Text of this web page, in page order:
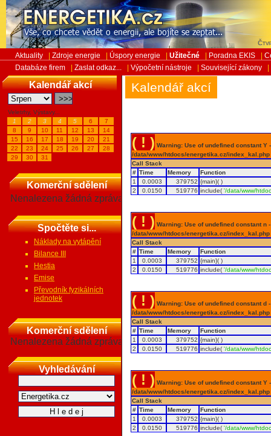
Aktuality Zdroje energie Úspory energie Užitečné Poradna EKIS
Databáze firem
Zaslat odkaz... Výpočetní nástroje Související zákony
Kalendář akcí
Veletrhy, Výstavy...
1
2 3 4 5 6
7
8
9 10 11 12 13
14
15
16 17 18 19 20
21
22
23 24 25 26 27
28
29
30 31
Komerční sdělení
Nenalezena žádná zpráva
Spočtěte si...
Náklady na vytápění
Bilance III
Hestia
Emise
Převodník fyzikálních
jednotek
Komerční sdělení
Nenalezena žádná zpráva
Vyhledávání
Kalendář akcí
( ! ) Warning: Use of undefined constant
/data/www/htdocs/energetika.cz/
Call Stack
# Time Memory
Function
1
0.0003 379752 {main}( )
2
0.0150 519776 include('/data/www/
( ! ) Warning: Use of undefined constant
/data/www/htdocs/energetika.cz/
Call Stack
# Time Memory
Function
1
0.0003 379752 {main}( )
2
0.0150 519776 include('/data/www/
( ! ) Warning: Use of undefined constant
/data/www/htdocs/energetika.cz/
Call Stack
# Time Memory
Function
1
0.0003 379752 {main}( )
2
0.0150 519776 include('/data/www/
( ! ) Warning: Use of undefined constant
/data/www/htdocs/energetika.cz/
Call Stack
# Time Memory
Function
1
0.0003 379752 {main}( )
2
0.0150 519776 include('/data/www/